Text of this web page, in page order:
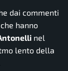
dai commenti
hanno
nel
lento della